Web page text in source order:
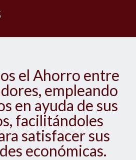
el Ahorro entre
empleando
en ayuda de sus
facilitándoles
satisfacer sus
económicas.